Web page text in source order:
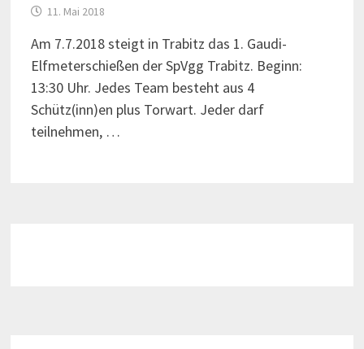
11. Mai 2018
Am 7.7.2018 steigt in Trabitz das 1. Gaudi-
Elfmeterschießen der SpVgg Trabitz. Beginn:
13:30 Uhr. Jedes Team besteht aus 4
Schütz(inn)en plus Torwart. Jeder darf
teilnehmen, …